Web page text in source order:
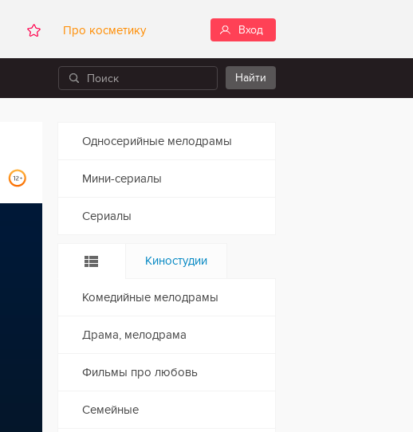
Про косметику Вход
Односерийные мелодрамы
Мини-сериалы
Сериалы
Киностудии
Комедийные мелодрамы
Драма, мелодрама
Фильмы про любовь
Семейные